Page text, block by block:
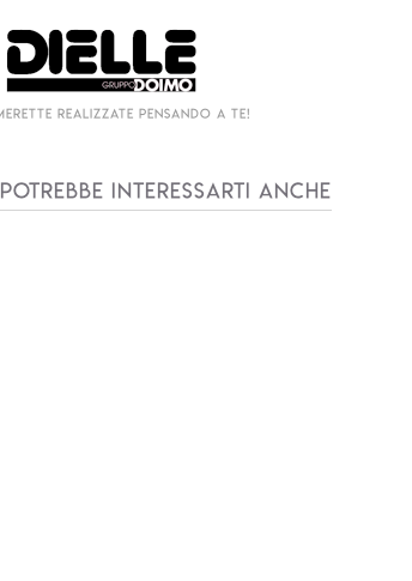
Potrebbe interessarti anche